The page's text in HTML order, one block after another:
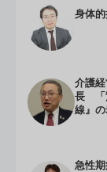
身体
介護
長 「
線』の
急性